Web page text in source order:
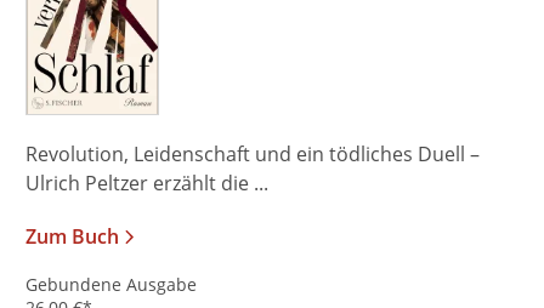
Revolution, Leidenschaft und ein tödliches Duell –
Ulrich Peltzer erzählt die ...
Zum Buch
Gebundene Ausgabe